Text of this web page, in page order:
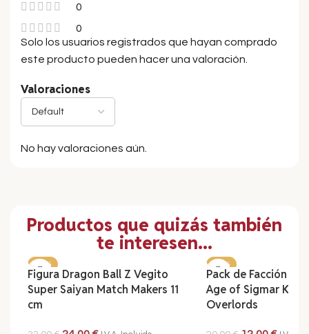
0
0
Valoraciones
No hay valoraciones aún.
Solo los usuarios registrados que hayan comprado
este producto pueden hacer una valoración.
Productos que quizás también
te interesen...
-25%
Figura Dragon Ball Z Vegito
Super Saiyan Match Makers 11
cm
-40%
Pack de Facción
Age of Sigmar
Overlords